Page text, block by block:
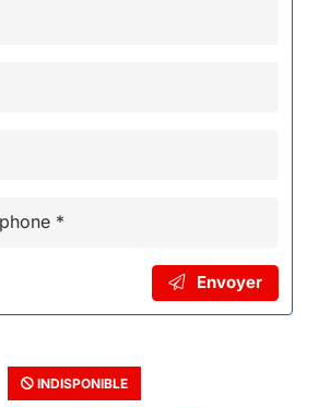
*
Envoyer
INDISPONIBLE